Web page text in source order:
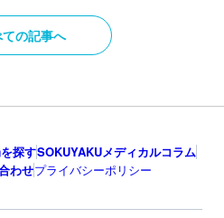
の記事へ
探すSOKUYAKUメディカルコラム
わせプライバシーポリシー